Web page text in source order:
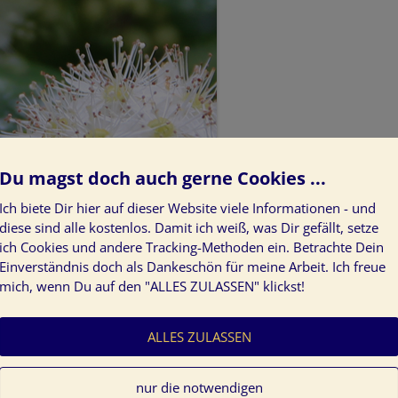
Du magst doch auch gerne Cookies ...
Ich biete Dir hier auf dieser Website viele Informationen - und
diese sind alle kostenlos. Damit ich weiß, was Dir gefällt, setze
ich Cookies und andere Tracking-Methoden ein. Betrachte Dein
Einverständnis doch als Dankeschön für meine Arbeit. Ich freue
mich, wenn Du auf den "ALLES ZULASSEN" klickst!
ALLES ZULASSEN
nur die notwendigen